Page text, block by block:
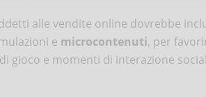
alle vendite online dovrebbe
e microcontenuti, per
gioco e momenti di interazione